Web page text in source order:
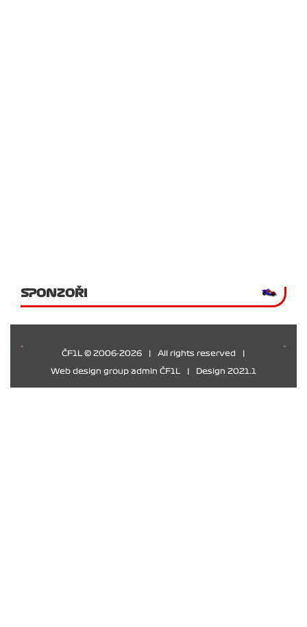
SPONZOŘI
ČF1L © 2006-2026 All rights reserved
Web design group admin ČF1L Design 2021.1